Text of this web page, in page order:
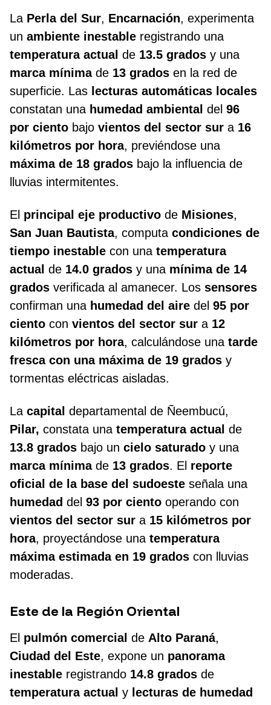
La Perla del Sur, Encarnación, experimenta
un ambiente inestable registrando una
temperatura actual de 13.5 grados y una
marca mínimade 13 grados en la red de
superficie. Las lecturas automáticas locales
constatan una humedad ambiental del 96
por ciento bajo vientos del sector sur a 16
kilómetros por hora, previéndose una
máxima de 18 grados bajo la influencia de
lluvias intermitentes.
El principal eje productivo de Misiones,
San Juan Bautista, computa condiciones de
tiempo inestable con una temperatura
actual de 14.0 grados y una mínima de 14
grados verificada al amanecer. Los sensores
confirman una humedad del aire del 95 por
ciento con vientos del sector sur a 12
kilómetros por hora, calculándose una tarde
fresca con una máxima de 19 grados y
tormentas eléctricas aisladas.
La capital departamental de Ñeembucú,
Pilar, constata una temperatura actual de
13.8 grados bajo un cielo saturado y una
marca mínimade 13 grados. El reporte
oficial de la base del sudoeste señala una
humedad del 93 por ciento operando con
vientos del sector sur a 15 kilómetros por
hora, proyectándose una temperatura
máxima estimada en 19 grados con lluvias
moderadas.
Este de la Región Oriental
El pulmón comercial de Alto Paraná,
Ciudad del Este, expone un panorama
inestable registrando 14.8 grados de
temperatura actual y lecturas de humedad